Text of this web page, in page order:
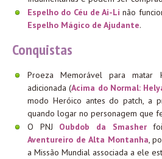
Espelho do Céu de Ai-Li não
Espelho Mágico de Ajudante.
Conquistas
Proeza Memorável para matar
adicionada (Acima do Normal:
modo Heróico antes do patch, a
quando logar no personagem que
O PNJ Oubdob da Smasherfoi
Aventureiro de Alta Montanha,
a Missão Mundial associada a ele